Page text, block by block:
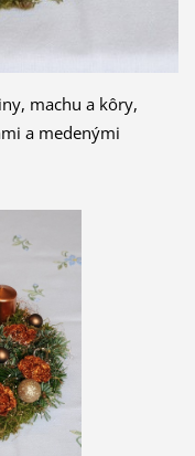
machu a kôry,
a medenými